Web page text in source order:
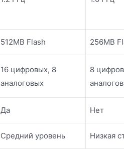
512MB Flash 256MB
16 цифровых, 8
аналоговых
8
Да Нет
Средний уровень Низкая